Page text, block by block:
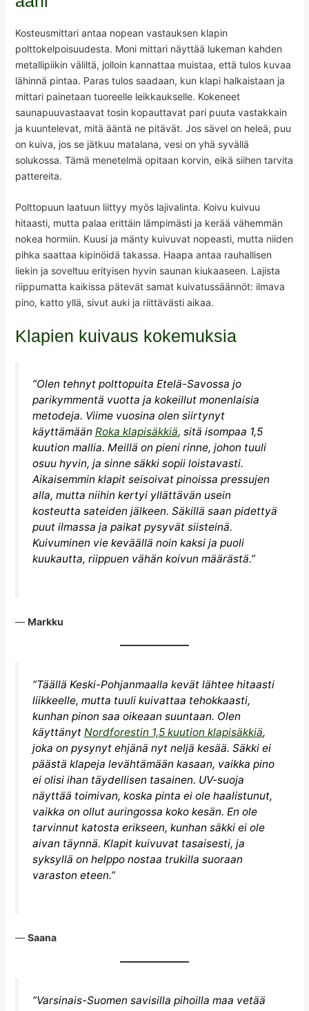
Kosteusmittari antaa nopean vastauksen klapin
polttokelpoisuudesta. Moni mittari näyttää lukeman kahden
metallipiikin väliltä, jolloin kannattaa muistaa, että tulos kuvaa
lähinnä pintaa. Paras tulos saadaan, kun klapi halkaistaan ja
mittari painetaan tuoreelle leikkaukselle. Kokeneet
saunapuuvastaavat tosin kopauttavat pari puuta vastakkain
ja kuuntelevat, mitä ääntä ne pitävät. Jos sävel on heleä, puu
on kuiva, jos se jätkuu matalana, vesi on yhä syvällä
solukossa. Tämä menetelmä opitaan korvin, eikä siihen tarvita
pattereita.
Polttopuun laatuun liittyy myös lajivalinta. Koivu kuivuu
hitaasti, mutta palaa erittäin lämpimästi ja kerää vähemmän
nokea hormiin. Kuusi ja mänty kuivuvat nopeasti, mutta niiden
pihka saattaa kipinöidä takassa. Haapa antaa rauhallisen
liekin ja soveltuu erityisen hyvin saunan kiukaaseen. Lajista
riippumatta kaikissa pätevät samat kuivatussäännöt: ilmava
pino, katto yllä, sivut auki ja riittävästi aikaa.
Klapien kuivaus kokemuksia
”Olen tehnyt polttopuita Etelä-Savossa jo
parikymmentä vuotta ja kokeillut monenlaisia
metodeja. Viime vuosina olen siirtynyt
käyttämään Roka klapisäkkiä, sitä isompaa 1,5
kuution mallia. Meillä on pieni rinne, johon tuuli
osuu hyvin, ja sinne säkki sopii loistavasti.
Aikaisemmin klapit seisoivat pinoissa pressujen
alla, mutta niihin kertyi yllättävän usein
kosteutta sateiden jälkeen. Säkillä saan pidettyä
puut ilmassa ja paikat pysyvät siisteinä.
Kuivuminen vie keväällä noin kaksi ja puoli
kuukautta, riippuen vähän koivun määrästä.”
— Markku
”Täällä Keski-Pohjanmaalla kevät lähtee hitaasti
liikkeelle, mutta tuuli kuivattaa tehokkaasti,
kunhan pinon saa oikeaan suuntaan. Olen
käyttänyt Nordforestin 1,5 kuution klapisäkkiä,
joka on pysynyt ehjänä nyt neljä kesää. Säkki ei
päästä klapeja levähtämään kasaan, vaikka pino
ei olisi ihan täydellisen tasainen. UV-suoja
näyttää toimivan, koska pinta ei ole haalistunut,
vaikka on ollut auringossa koko kesän. En ole
tarvinnut katosta erikseen, kunhan säkki ei ole
aivan täynnä. Klapit kuivuvat tasaisesti, ja
syksyllä on helppo nostaa trukilla suoraan
varaston eteen.”
— Saana
”Varsinais-Suomen savisilla pihoilla maa vetää